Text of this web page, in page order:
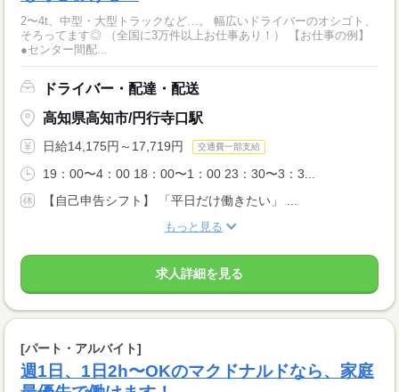
2〜4t、中型・大型トラックなど…。 幅広いドライバーのオシゴト、
そろってます◎ （全国に3万件以上お仕事あり！） 【お仕事の例】
●センター間配...
ドライバー・配達・配送
高知県高知市/円行寺口駅
日給14,175円～17,719円 交通費一部支給
19：00〜4：00 18：00〜1：00 23：30〜3：3...
【自己申告シフト】 「平日だけ働きたい」 ...
もっと見る
求人詳細を見る
[パート・アルバイト]
週1日、1日2h〜OKのマクドナルドなら、家庭